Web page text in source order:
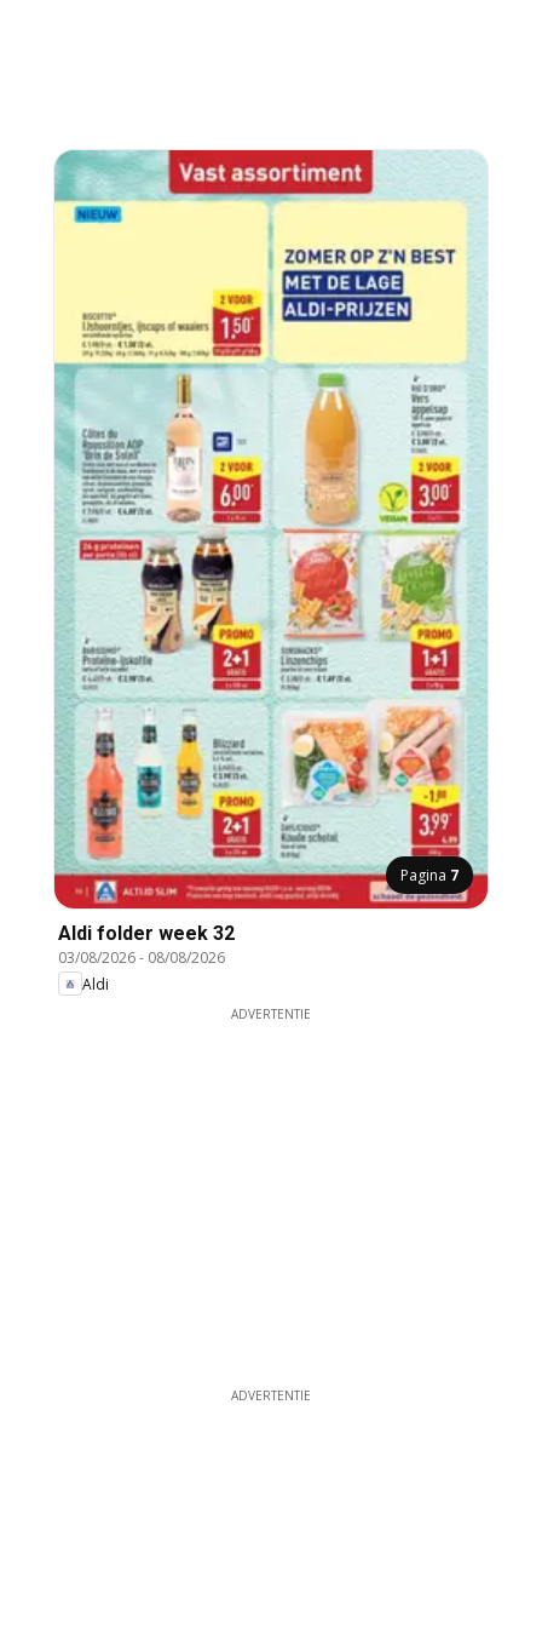
Pagina 7
Aldi folder week 32
03/08/2026- 08/08/2026
Aldi
ADVERTENTIE
ADVERTENTIE